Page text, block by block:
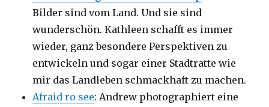
Bilder sind vom Land. Und sie sind
wunderschön. Kathleen schafft es immer
wieder, ganz besondere Perspektiven zu
entwickeln und sogar einer Stadtratte wie
mir das Landleben schmackhaft zu machen.
Afraid ro see: Andrew photographiert eine